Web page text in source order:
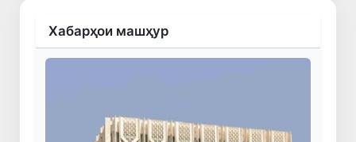
Хабарҳои машҳур